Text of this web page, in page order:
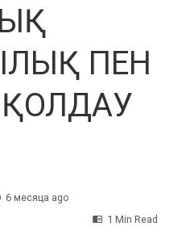
ПЕН
6 месяца ago
1 Min Read